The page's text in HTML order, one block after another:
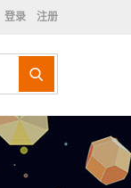
登录 注册